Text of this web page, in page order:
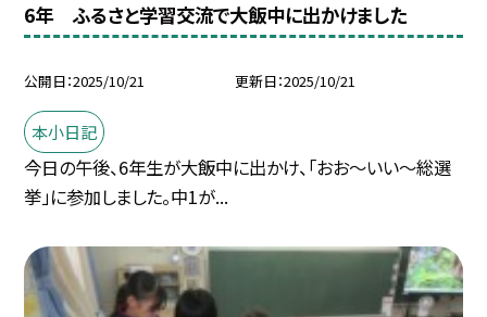
6年 ふるさと学習交流で大飯中に出かけました
公開日 2025/10/21 更新日 2025/10/21
本小日記
今日の午後、6年生が大飯中に出かけ、「おお～いい～総選
挙」に参加しました。中1が...